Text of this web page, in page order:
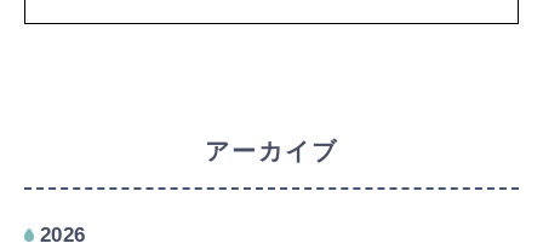
アーカイブ
2026